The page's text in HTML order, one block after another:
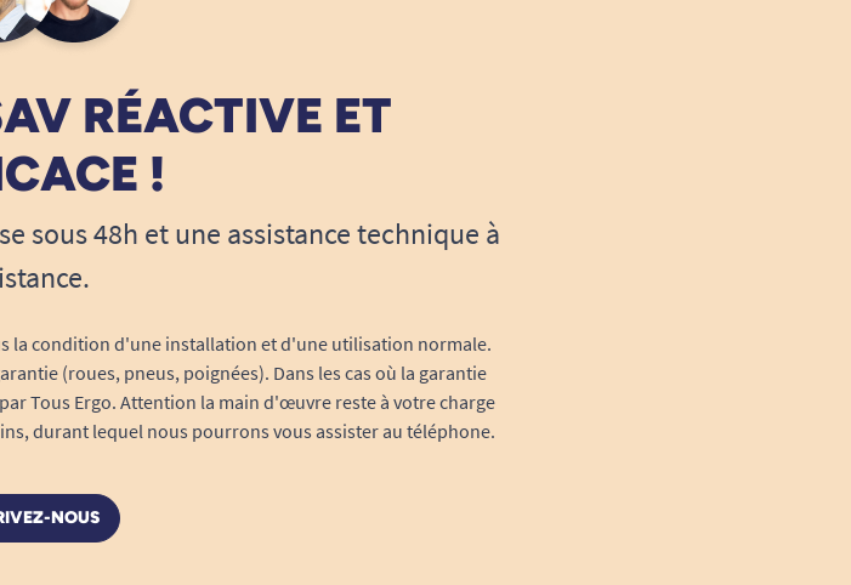
RÉACTIVE ET
!
sous 48h et une assistance technique à
la condition d'une installation et d'une utilisation normale.
(roues, pneus, poignées). Dans les cas où la garantie
Tous Ergo. Attention la main d'œuvre reste à votre charge
durant lequel nous pourrons vous assister au téléphone.
NOUS